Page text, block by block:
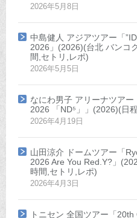
2026年5月8日
中島健人 アジアツアー「
2026」(2026)(台北 バンコ
間,セトリ,レポ)
2026年5月5日
なにわ男子 アリーナツア
2026 「ND⁵」」(2026)(日
2026年4月19日
山田涼介 ドームツアー「
2026 Are You Red.Y?」
時間,セトリ,レポ)
2026年4月3日
トニセン 全国ツアー「